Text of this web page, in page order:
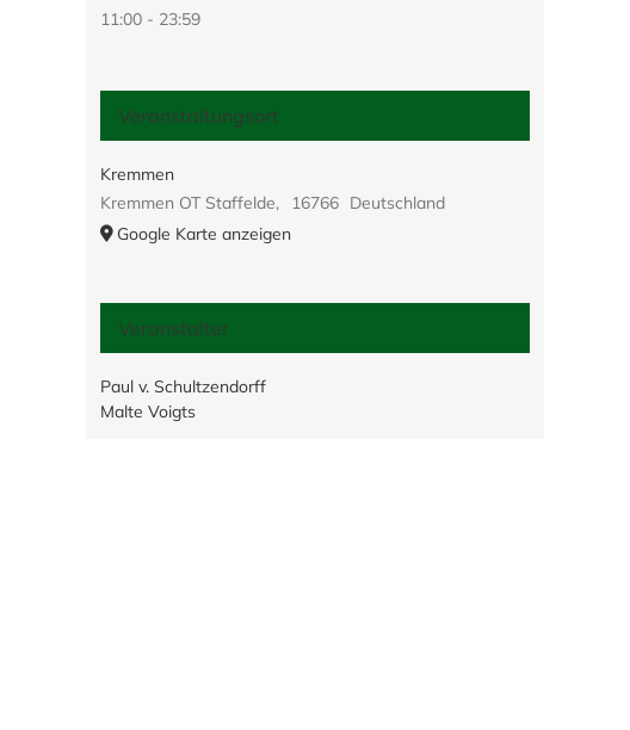
11:00 - 23:59
Veranstaltungsort
Kremmen
Kremmen OT Staffelde, 16766 Deutschland
Google Karte anzeigen
Veranstalter
Paul v. Schultzendorff
Malte Voigts